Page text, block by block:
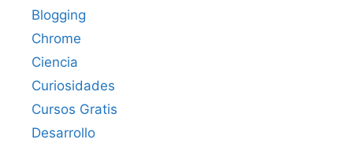
Blogging
Chrome
Ciencia
Curiosidades
Cursos Gratis
Desarrollo